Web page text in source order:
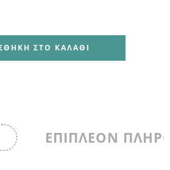
ΣΤΟ ΚΑΛΆΘΙ
ΕΠΙΠΛΈΟΝ